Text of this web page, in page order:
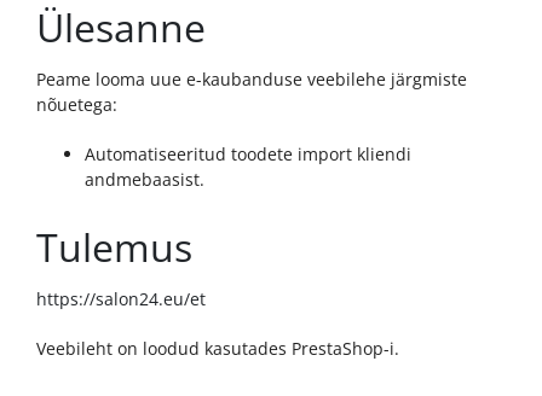
Ülesanne
Peame looma uue e-kaubanduse veebilehe järgmiste
nõuetega:
Automatiseeritud toodete import kliendi
andmebaasist.
Tulemus
https://salon24.eu/et
Veebileht on loodud kasutades PrestaShop-i.